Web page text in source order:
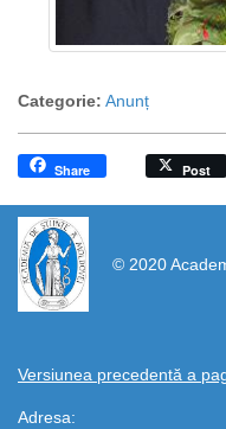
Categorie: Anunț
Share Post
© 2020
Versiunea precedentă a
Adresa:
https://propletenie.ru/